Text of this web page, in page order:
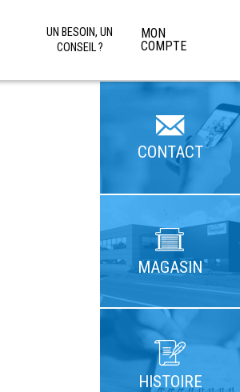
UN BESOIN, UN
CONSEIL ?
MON
COMPTE
CONTACT
MAGASIN
HISTOIRE